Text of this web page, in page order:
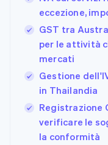
eccezione,
GST tra
per le attività
mercati
Gestione
in Thailandia
Registrazione
verificare le
la conformità